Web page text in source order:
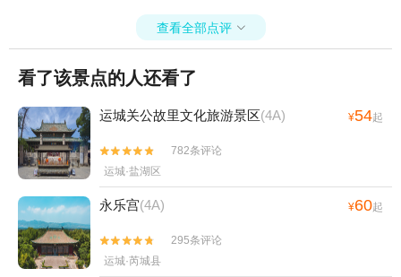
查看全部点评 
看了该景点的人还看了
运城关公故里文化旅游景区(4A) ¥54起


782条评论
运城·盐湖区
永乐宫(4A) ¥60起


295条评论
运城·芮城县